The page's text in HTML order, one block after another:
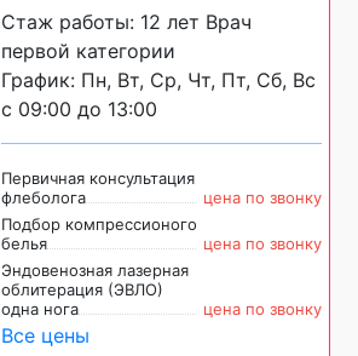
Стаж работы: 12 лет Врач
первой категории
График: Пн, Вт, Ср, Чт, Пт, Сб, Вс
с 09:00 до 13:00
Первичная консультация
флеболога
цена по звонку
Подбор компрессионого
белья
цена по звонку
Эндовенозная лазерная
облитерация (ЭВЛО)
одна нога
цена по звонку
Все цены